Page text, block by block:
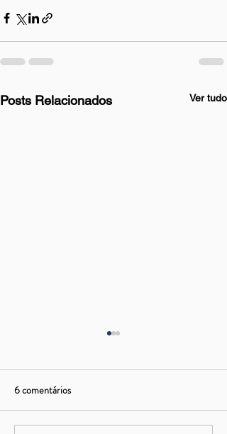
Posts Relacionados Ver tudo
6 comentários